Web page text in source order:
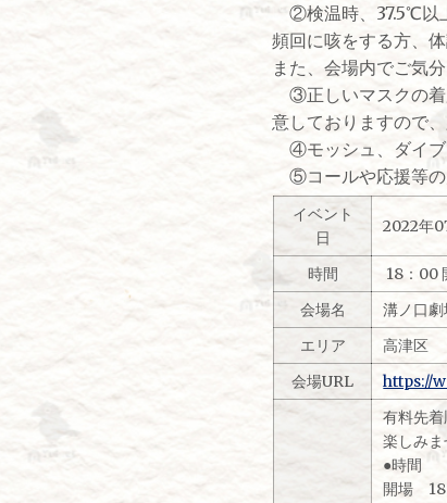
②検温時、37.5℃以上
頻回に咳をする方、
また、会場内でご気
③正しいマスクの着
意しておりますので
④モッシュ、ダイブ
⑤コールや応援等の
イベント
日
2022年
時間
18：00
会場名
溝ノ口
エリア
高津区
会場URL
https://
有料先
楽しみま
●時間
開場